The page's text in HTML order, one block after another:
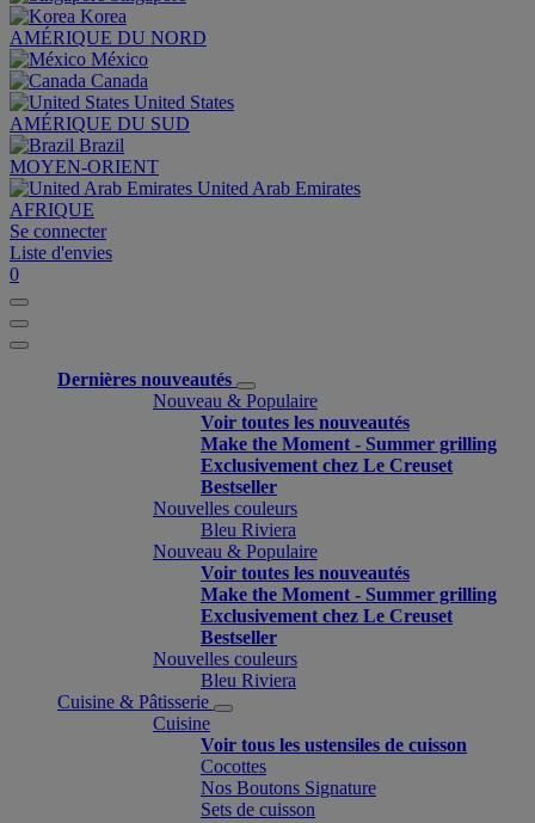
Korea
AMÉRIQUE DU NORD
México
Canada
United States
AMÉRIQUE DU SUD
Brazil
MOYEN-ORIENT
United Arab Emirates
AFRIQUE
Se connecter
Liste d'envies
0
Dernières nouveautés
Nouveau & Populaire
Voir toutes les nouveautés
Make the Moment - Summer grilling
Exclusivement chez Le Creuset
Bestseller
Nouvelles couleurs
Bleu Riviera
Nouveau & Populaire
Voir toutes les nouveautés
Make the Moment - Summer grilling
Exclusivement chez Le Creuset
Bestseller
Nouvelles couleurs
Bleu Riviera
Cuisine & Pâtisserie
Cuisine
Voir tous les ustensiles de cuisson
Cocottes
Nos Boutons Signature
Sets de cuisson